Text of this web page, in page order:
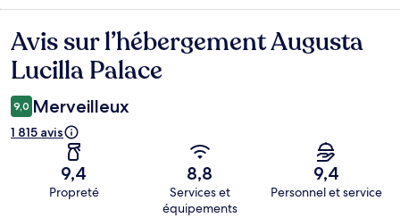
Avis
Avis sur l’hébergement Augusta
Lucilla Palace
9,0 Merveilleux
1 815 avis
9,4
Propreté
8,8
Services et
équipements
9,4
Personnel et service